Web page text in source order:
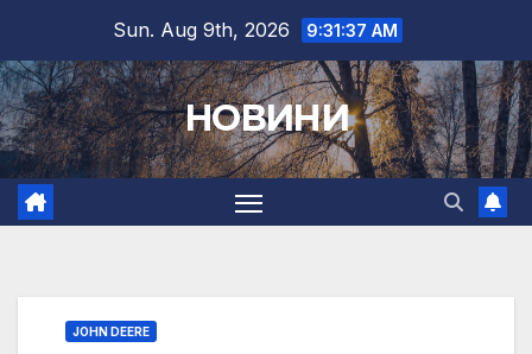
content
Sun. Aug 9th, 2026 9:31:38 AM
НОВИНИ
JOHN DEERE